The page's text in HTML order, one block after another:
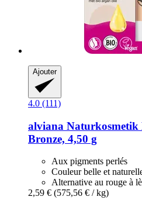
Ajouter
4.0 (111)
alviana Naturkosmetik
Bronze, 4,50 g
Aux pigments perlés
Couleur belle et
Alternative au rouge à
2,59 € (575,56 € / kg)